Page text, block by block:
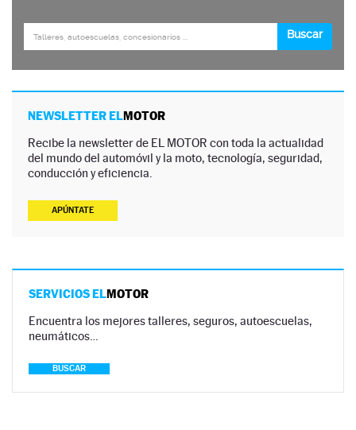
NEWSLETTER ELMOTOR
Recibe la newsletter de EL MOTOR con toda la actualidad
del mundo del automóvil y la moto, tecnología, seguridad,
conducción y eficiencia.
APÚNTATE
SERVICIOS ELMOTOR
Encuentra los mejores talleres, seguros, autoescuelas,
neumáticos…
BUSCAR